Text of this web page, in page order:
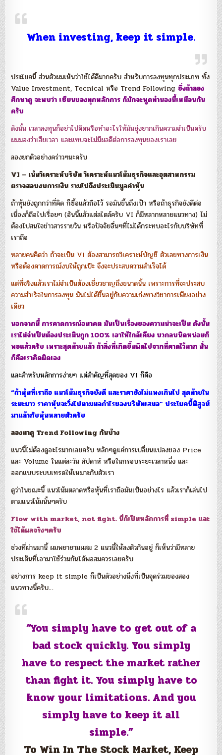
When investing, keep it simple.
ประโยคนี้ ส่วนตัวผมเห็นว่าใช้ได้ดีมากครับ สำหรับการลงทุนทุกประเภท ทั้ง
Value Investment, Tecnical หรือ Trend Following ซึ่งถ้าลอง
ศึกษาดู จะพบว่า เซียนของทุกหลักการ ก็มักจะพูดทำนองนี้เหมือนกัน
ครับ
ดังนั้น เวลาลงทุนก็อย่าไปคิดหรือทำอะไรให้มันยุ่งยากเกินความจำเป็นครับ
ผมมองว่าเสียเวลา และแทบจะไม่มีผลดีต่อการลงทุนของเราเลย
ลองยกตัวอย่างคร่าวๆนะครับ
VI – เน้นวิเคราะห์บริษัท วิเคราะห์แนวโน้มธุรกิจและอุตสาหกรรม
ตรวจสอบงบการเงิน รวมไปถึงประเมินมูลค่าหุ้น
ถ้าหุ้นยังถูกกว่าที่คิด ก็ซื้อแล้วถือไว้ รอมันขึ้นถึงเป้า หรือถ้าธุรกิจยังดีต่อ
เนื่องก็ถือไปเรื่อยๆ (อันนี้แล้วแต่สไตล์ครับ VI ก็มีหลากหลายแนวทาง) ไม่
ต้องไปสนใจข่าวสารรายวัน หรือปัจจัยอื่นๆที่ไม่ได้กระทบอะไรกับบริษัทที่
เราถือ
หลายคนคิดว่า ถ้าจะเป็น VI ต้องสามารถวิเคราะห์บัญชี ตัวเลขทางการเงิน
หรือต้องคาดการณ์งบให้ถูกเป๊ะ จึงจะประสบความสำเร็จได้
แต่ที่จริงแล้วเราไม่จำเป็นต้องเชี่ยวชาญถึงขนาดนั้น เพราะการที่จะประสบ
ความสำเร็จในการลงทุน มันไม่ได้ขึ้นอยู่กับความเก่งทางวิชาการเพียงอย่าง
เดียว
นอกจากนี้ การคาดการณ์อนาคต มันเป็นเรื่องของความน่าจะเป็น ดังนั้น
เราไม่จำเป็นต้องประเมินถูก 100% เอาให้ใกล้เคียง บวกลบนิดหน่อยก็
พอแล้วครับ เพราะสุดท้ายแล้ว ถ้าสิ่งที่เกิดขึ้นผิดไปจากที่คาดไว้มาก นั่น
ก็คือเราคิดผิดเอง
และสำหรับหลักการง่ายๆ แต่สำคัญที่สุดของ VI ก็คือ
“ถ้าหุ้นที่เราถือ แนวโน้มธุรกิจยังดี และราคายังไม่แพงเกินไป สุดท้ายใน
ระยะยาว ราคาหุ้นจะวิ่งไปตามผลกำไรของบริษัทเสมอ” ประโยคนี้พิสูจน์
มาแล้วกับหุ้นหลายตัวครับ
ลองมาดู Trend Following กันบ้าง
แนวนี้ไม่ต้องดูอะไรมากเลยครับ หลักๆดูแค่การเปลี่ยนแปลงของ Price
และ Volume ในแต่ละวัน สัปดาห์ หรือในกรอบระยะเวลาหนึ่ง และ
ออกแบบระบบเทรดให้เหมาะกับตัวเรา
ดูว่าในขณะนี้ แนวโน้มตลาดหรือหุ้นที่เราถือมันเป็นอย่างไร แล้วเราก็เล่นไป
ตามแนวโน้มนั้นๆครับ
Flow with market, not fight. นี่ก็เป็นหลักการที่ simple และ
ใช้ได้ผลจริงๆครับ
ช่วงที่ผ่านมานี้ ผมพยายามผสม 2 แนวนี้ให้ลงตัวกันอยู่ ก็เห็นว่ามีหลาย
ประเด็นที่เอามาใช้ร่วมกันได้พอสมควรเลยครับ
อย่างการ keep it simple ก็เป็นตัวอย่างนึงที่เป็นจุดร่วมของสอง
แนวทางนี้ครับ…
“You simply have to get out of a
bad stock quickly. You simply
have to respect the market rather
than fight it. You simply have to
know your limitations. And you
simply have to keep it all
simple.”
To Win In The Stock Market, Keep